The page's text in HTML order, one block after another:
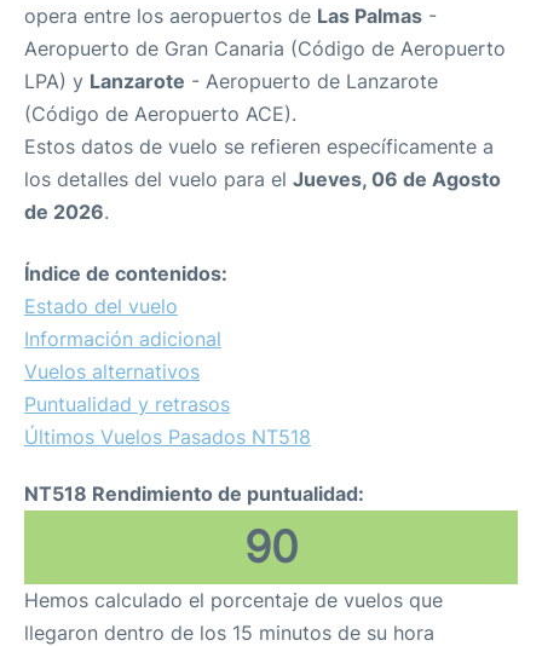
opera entre los aeropuertos de Las Palmas -
Aeropuerto de Gran Canaria (Código de Aeropuerto
LPA) y Lanzarote - Aeropuerto de Lanzarote
(Código de Aeropuerto ACE).
Estos datos de vuelo se refieren específicamente a
los detalles del vuelo para el Jueves, 06 de Agosto
de 2026.
Índice de contenidos:
Estado del vuelo
Información adicional
Vuelos alternativos
Puntualidad y retrasos
Últimos Vuelos Pasados NT518
NT518 Rendimiento de puntualidad:
90
Hemos calculado el porcentaje de vuelos que
llegaron dentro de los 15 minutos de su hora